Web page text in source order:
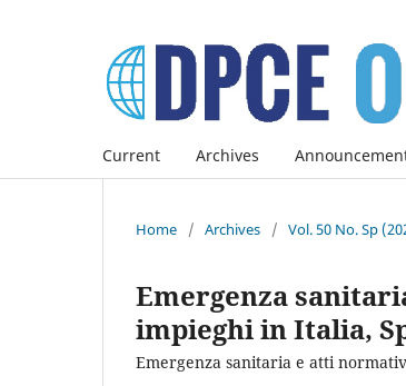
Current Archives
Home / Archives / Vol. 50 No. Sp
Emergenza
impieghi in Italia,
Emergenza sanitaria e atti